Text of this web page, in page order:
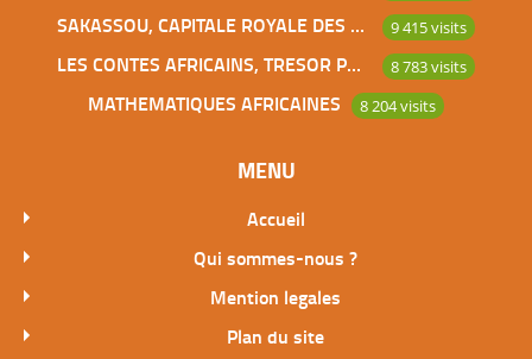
SAKASSOU, CAPITALE ROYALE DES BAOULES 9 415 visits
LES CONTES AFRICAINS, TRESOR POUR L’HUMANITE 8 783 visits
MATHEMATIQUES AFRICAINES 8 204 visits
MENU
Accueil
Qui sommes-nous ?
Mention legales
Plan du site